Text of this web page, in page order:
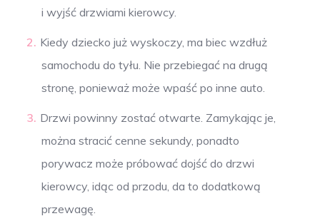
i wyjść drzwiami kierowcy.
Kiedy dziecko już wyskoczy, ma biec wzdłuż
samochodu do tyłu. Nie przebiegać na drugą
stronę, ponieważ może wpaść po inne auto.
Drzwi powinny zostać otwarte. Zamykając je,
można stracić cenne sekundy, ponadto
porywacz może próbować dojść do drzwi
kierowcy, idąc od przodu, da to dodatkową
przewagę.